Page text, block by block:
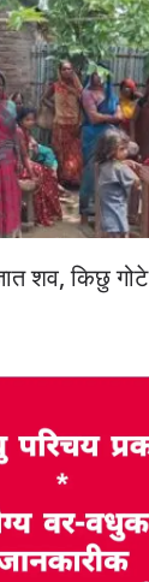
शव, किछु गोटे